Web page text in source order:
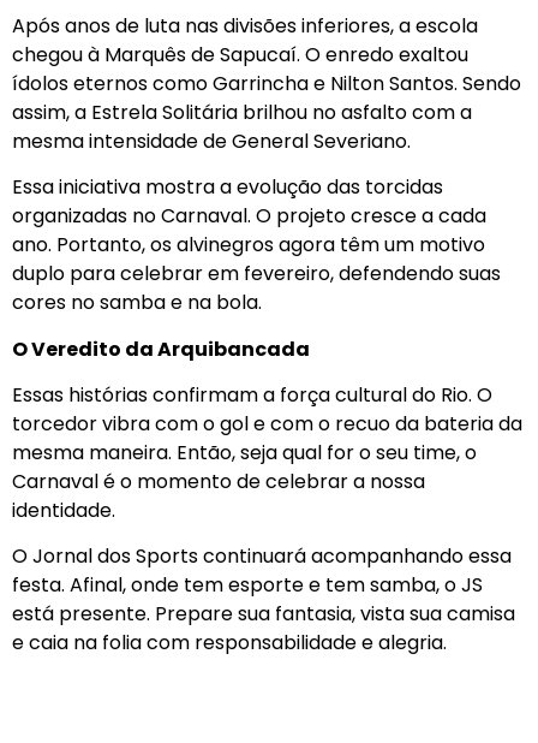
Após anos de luta nas divisões inferiores, a escola
chegou à Marquês de Sapucaí. O enredo exaltou
ídolos eternos como Garrincha e Nilton Santos. Sendo
assim, a Estrela Solitária brilhou no asfalto com a
mesma intensidade de General Severiano.
Essa iniciativa mostra a evolução das torcidas
organizadas no Carnaval. O projeto cresce a cada
ano. Portanto, os alvinegros agora têm um motivo
duplo para celebrar em fevereiro, defendendo suas
cores no samba e na bola.
O Veredito da Arquibancada
Essas histórias confirmam a força cultural do Rio. O
torcedor vibra com o gol e com o recuo da bateria da
mesma maneira. Então, seja qual for o seu time, o
Carnaval é o momento de celebrar a nossa
identidade.
O Jornal dos Sports continuará acompanhando essa
festa. Afinal, onde tem esporte e tem samba, o JS
está presente. Prepare sua fantasia, vista sua camisa
e caia na folia com responsabilidade e alegria.